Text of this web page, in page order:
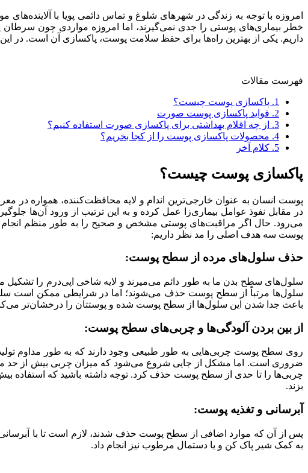
امروزه با توجه به زندگی در شهر‌های شلوغ و تماس دائمی پویا با
خطر بیماری‌های پوستی را جدی نمی‌گیرند، اما امروزه مواردی چون سرطان
داریم. یکی از بهترین راه‌ها برای حفظ سلامت پوست، پاکسازی آن است. در
فهرست مقالات
1. پاکسازی پوست چیست؟
2. فواید پاکسازی پوست صورت
3.
از چه اقلام بهداشتی برای پاکسازی صورت استفاده کنیم؟
4. محصولات پاکسازی پوست را از کجا بخریم؟
5. کلام آخر
پاکسازی پوست چیست؟
پوست انسان به عنوان خارجی‌ترین اندام و لایه محافظت‌کننده، همواره
در مقابل نفوذ عوامل بیماری‌زا عمل کرده و به این ترتیب از ورود آن‌ها
می‌رود. حال اگر مراقبت‌های پوستی مشخص و صحیح را به طور منظم انجام
پوست سه هدف اصلی را مد نظر داریم:
حذف سلول‌های مرده از سطح پوست:
سلول‌های سطح بدن ما به طور دائم می‌میرند و لایه شاخی اپی‌درم را
سلول‌ها مرتباً از سطح پوست حذف می‌شوند؛ اما در شرایطی ممکن است
باعث جدا شدن این سلول‌ها از سطح پوست شده و پوستتان را درخشان‌تر
از بین بردن آلودگی‌ها و چربی‌های سطح پوست:
روی سطح پوست چربی‌هایی به طور طبیعی وجود دارند که به طور مداوم
ضروری است. اما مشکل از جایی شروع می‌شود که میزان چربی بیش از حد
چربی‌ها را تا حدی از سطح پوست حذف کرد. توجه داشته باشید که استفاده
بزند.
آبرسانی و تغذیه پوست:
پس از آن که موارد اضافی از سطح پوست حذف شدند، لازم است تا با
به کمک شیر پاک کن و یا دستمال مرطوب نیز انجام داد.